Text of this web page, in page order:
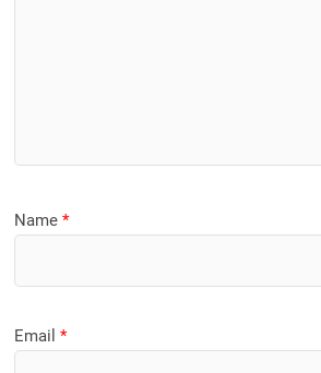
Name*
Email*